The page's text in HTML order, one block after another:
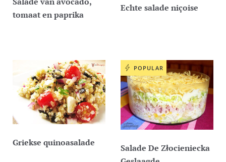
tomaat en paprika
Echte salade niçoise
Griekse quinoasalade
POPULAR
Salade De Złocieniecka